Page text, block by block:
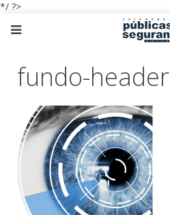
*/ ?>
fundo-header